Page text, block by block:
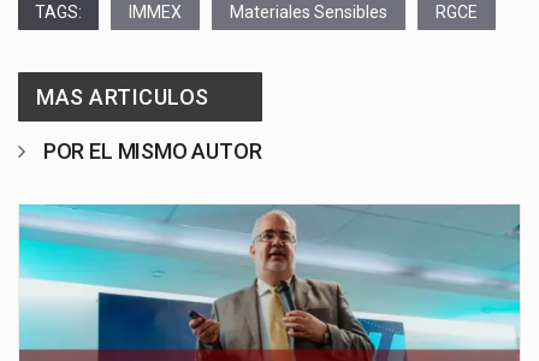
TAGS: IMMEX Materiales Sensibles RGCE
MAS ARTICULOS
POR EL MISMO AUTOR